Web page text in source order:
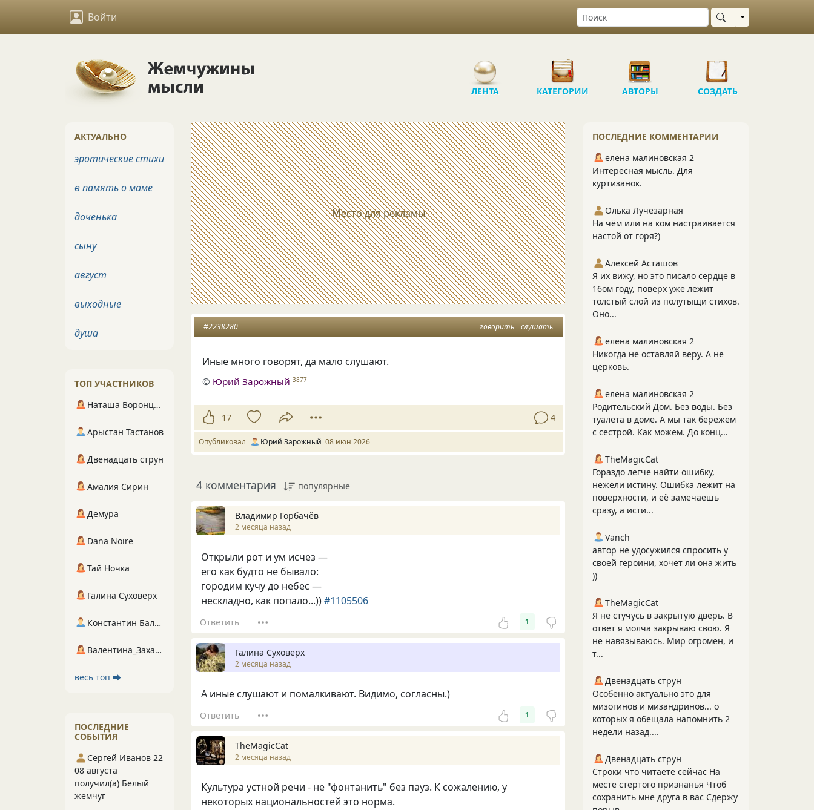
Войти Выбрать область
ЛЕНТА КАТЕГОРИИ АВТОРЫ СОЗДАТЬ
Место для рекламы
говорить слушать
#2238280
Иные много говорят, да мало слушают.
© Юрий Зарожный 3877
17 4
Опубликовал Юрий Зарожный 08 июн 2026
4 комментария популярные
Владимир Горбачёв
2 месяца назад
Открыли рот и ум исчез —
его как будто не бывало:
городим кучу до небес —
нескладно, как попало...))#1105506
Ответить 1
Галина Суховерх
2 месяца назад
А иные слушают и помалкивают. Видимо, согласны.)
Ответить 1
TheMagicCat
2 месяца назад
Культура устной речи - не "фонтанить" без пауз. К сожалению, у
некоторых национальностей это норма.
ПОСЛЕДНИЕ КОММЕНТАРИИ
елена малиновская 2
Интересная мысль. Для
куртизанок.
Олька Лучезарная
На чём или на ком настраивается
настой от горя?)
Алексей Асташов
Я их вижу, но это писало сердце в
16ом году, поверх уже лежит
толстый слой из полутыщи стихов.
Оно...
елена малиновская 2
Никогда не оставляй веру. А не
церковь.
елена малиновская 2
Родительский Дом. Без воды. Без
туалета в доме. А мы так бережем
с сестрой. Как можем. До конц...
TheMagicCat
Гораздо легче найти ошибку,
нежели истину. Ошибка лежит на
поверхности, и её замечаешь
сразу, а исти...
Vanch
автор не удосужился спросить у
своей героини, хочет ли она жить
))
TheMagicCat
Я не стучусь в закрытую дверь. В
ответ я молча закрываю свою. Я
не навязываюсь. Мир огромен, и
т...
Двенадцать струн
Особенно актуально это для
мизогинов и мизандринов... о
которых я обещала напомнить 2
недели назад....
Двенадцать струн
Строки что читаете сейчас На
месте стертого признанья Чтоб
сохранить мне друга в вас Сдержу
АКТУАЛЬНО
эротические стихи
в память о маме
доченька
сыну
август
выходные
душа
ТОП УЧАСТНИКОВ
Наташа Воронцова
Арыстан Тастанов
Двенадцать струн
Амалия Сирин
Демура
Dana Noire
Тай Ночка
Галина Суховерх
Константин Балухта
Валентина_Захарова
весь топ ⮕
ПОСЛЕДНИЕ
СОБЫТИЯ
Сергей Иванов 22
08 августа
получил(а) Белый
жемчуг